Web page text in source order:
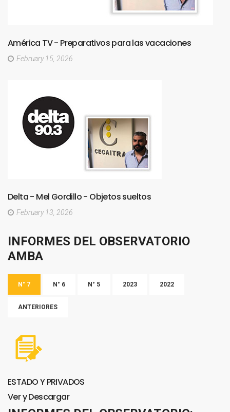
América TV- Preparativosparalasvacaciones
February 15, 2026
Delta- Mel Gordillo- Objetossueltos
February 13, 2026
INFORMES DEL OBSERVATORIO
AMBA
N° 7 N° 6 N° 5 2023 2022
ANTERIORES
ESTADOY PRIVADOS
VeryDescargar